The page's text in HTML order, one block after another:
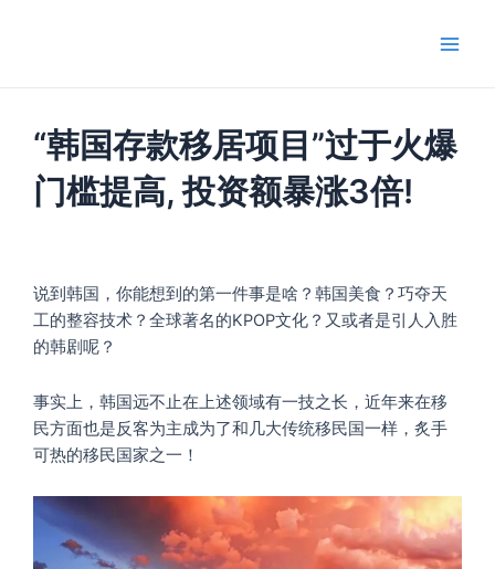
“韩国存款移居项目”过于火爆
门槛提高, 投资额暴涨3倍!
说到韩国，你能想到的第一件事是啥？韩国美食？巧夺天
工的整容技术？全球著名的KPOP文化？又或者是引人入胜
的韩剧呢？
事实上，韩国远不止在上述领域有一技之长，近年来在移
民方面也是反客为主成为了和几大传统移民国一样，炙手
可热的移民国家之一！